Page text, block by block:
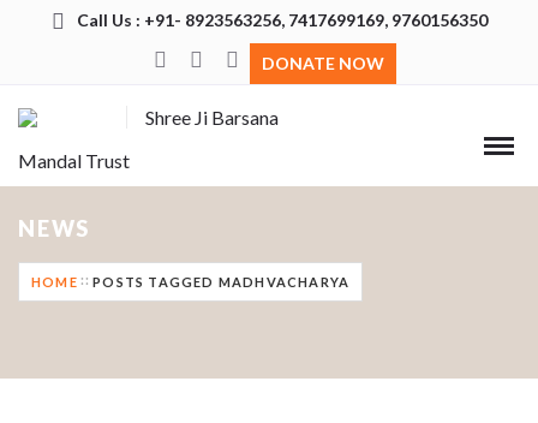
Call Us : +91- 8923563256, 7417699169, 9760156350
DONATE NOW
Shree Ji Barsana
Mandal Trust
NEWS
HOME POSTS TAGGED MADHVACHARYA